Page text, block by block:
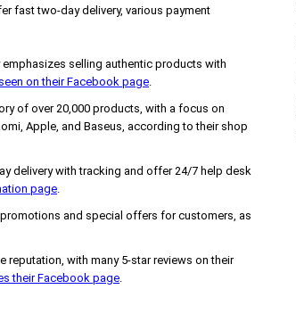
fast two-day delivery, various payment
emphasizes selling authentic products with
on their Facebook page
of over 20,000 products, with a focus on
Apple, and Baseus, according to their shop
delivery with tracking and offer 24/7 help desk
page
and special offers for customers, as
reputation, with many 5-star reviews on their
their Facebook page